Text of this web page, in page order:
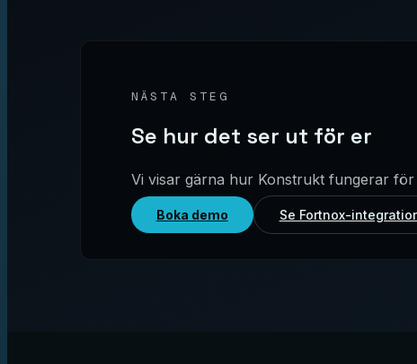
NÄSTA STEG
Se hur det ser ut för er
Vi visar gärna hur Konstrukt fungerar
Boka demo Se Fortnox-